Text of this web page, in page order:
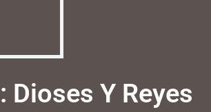
Dioses Y Reyes